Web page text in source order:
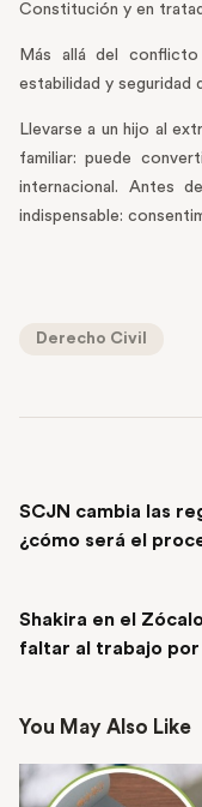
Constitución y en
Más allá del
estabilidad y seguridad
Llevarse a un hijo al
familiar: puede
internacional. Antes
indispensable:
Derecho Civil
SCJN cambia las
¿cómo será el
Shakira en el
faltar al trabajo
You May Also Like